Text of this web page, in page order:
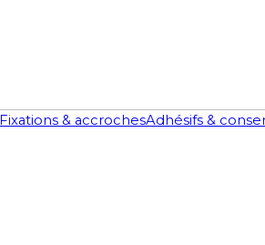
Fixations & accrochesAdhésifs &